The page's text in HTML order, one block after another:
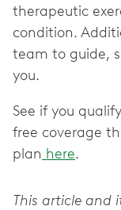
therapeutic
condition.
team to guide,
you.
See if you
free coverage
plan here.
This article and